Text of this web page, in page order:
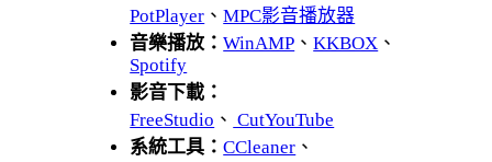
PotPlayer 、MPC影音播放器
音樂播放：WinAMP 、KKBOX 、
Spotify
影音下載：
FreeStudio 、 CutYouTube
系統工具：CCleaner 、